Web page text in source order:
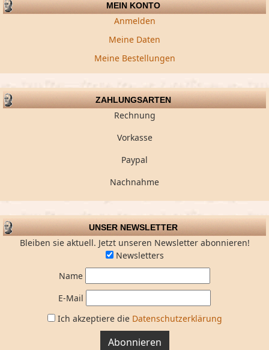
MEIN KONTO
Anmelden
Meine Daten
Meine Bestellungen
ZAHLUNGSARTEN
Rechnung
Vorkasse
Paypal
Nachnahme
UNSER NEWSLETTER
Bleiben sie aktuell. Jetzt unseren Newsletter abonnieren!
Newsletters
Name
E-Mail
Ich akzeptiere die Datenschutzerklärung
Abonnieren